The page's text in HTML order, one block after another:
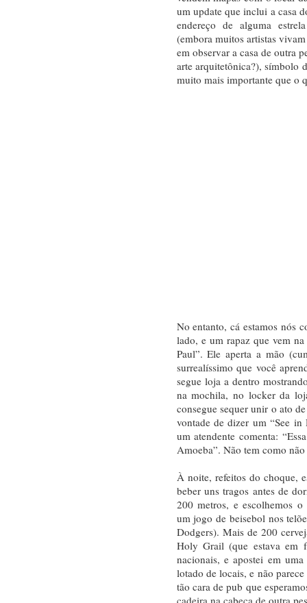
um update que inclui a casa
endereço de alguma
(embora muitos artistas
em observar a casa de outra
arte arquitetônica?), símbolo
muito mais importante que o
No entanto, cá estamos nós
lado, e um rapaz que vem
Paul”. Ele aperta a mão
surrealíssimo que você
segue loja a dentro
na mochila, no locker da
consegue sequer unir o ato
vontade de dizer um “See
um atendente comenta:
Amoeba”. Não tem como
À noite, refeitos do choque,
beber uns tragos antes de
200 metros, e escolhemos o
um jogo de beisebol nos
Dodgers). Mais de 200
Holy Grail (que estava em
nacionais, e apostei em
lotado de locais, e não
tão cara de pub que
cadeira na cabeça de outra